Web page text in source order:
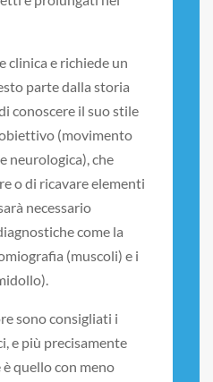
clinica e richiede un
parte dalla storia
conoscere il suo stile
obiettivo (movimento
neurologica), che
o di ricavare elementi
necessario
come la
(muscoli) e i
sono consigliati i
e più precisamente
quello con meno